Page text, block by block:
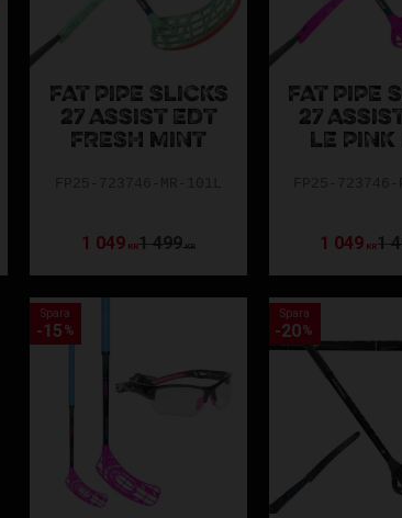
FAT PIPE SLICKS
27 ASSIST EDT
FRESH MINT
1 049 KR1 499KR
FAT PIPE
27
LE PINK
1 049 KR1
Spara
15 %
Spara
20%